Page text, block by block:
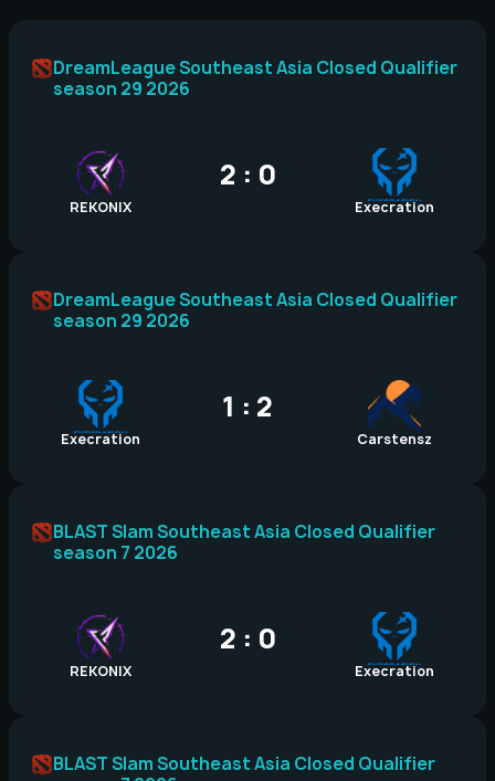
REKONIX
2 : 0
Execration
DreamLeague Southeast Asia Closed Qualifier
season 29 2026
Execration
1 : 2
Carstensz
DreamLeague Southeast Asia Closed Qualifier
season 29 2026
REKONIX
2 : 0
Execration
BLAST Slam Southeast Asia Closed Qualifier
season 7 2026
BLAST Slam Southeast Asia Closed Qualifier